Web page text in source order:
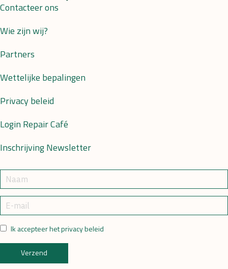
Contacteer ons
Wie zijn wij?
Partners
Wettelijke bepalingen
Privacy beleid
Login Repair Café
Inschrijving Newsletter
Ik accepteer het privacy beleid
Verzend